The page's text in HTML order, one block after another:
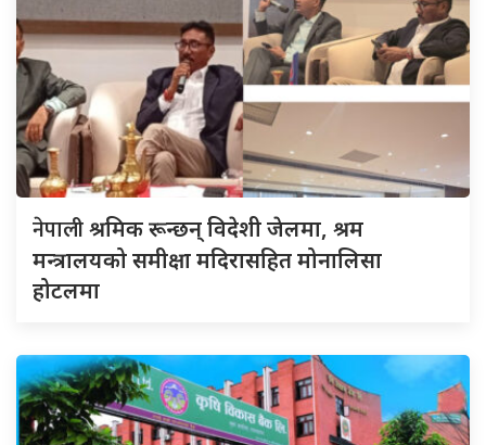
नेपालीश्रमिक रून्छन् विदेशी जेलमा, श्रम
मन्त्रालयको समीक्षा मदिरासहित मोनालिसा
होटलमा